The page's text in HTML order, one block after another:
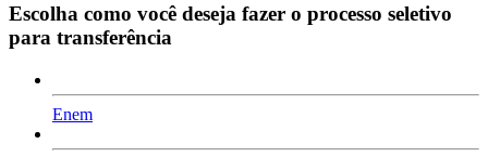
Escolha como você deseja fazer o processo seletivo
para transferência
Enem